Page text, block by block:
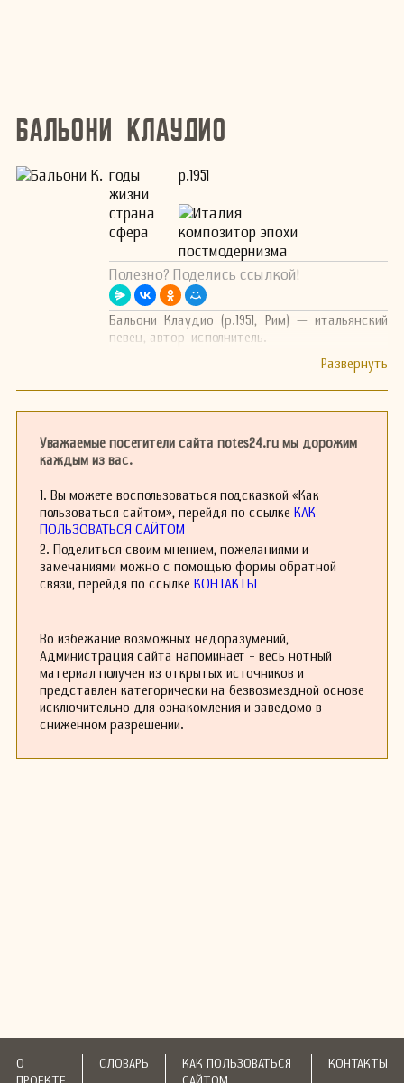
Бальони Клаудио
годы
жизни
р.1951
страна
Италия
сфера
композитор эпохи
постмодернизма
Полезно? Поделись ссылкой!
Бальони Клаудио (р.1951, Рим) — итальянский
певец, автор-исполнитель.
Уважаемые посетители сайта notes24.ru мы дорожим
каждым из вас.
1. Вы можете воспользоваться подсказкой «Как
пользоваться сайтом», перейдя по ссылке КАК
ПОЛЬЗОВАТЬСЯ САЙТОМ
2. Поделиться своим мнением, пожеланиями и
замечаниями можно с помощью формы обратной
связи, перейдя по ссылке КОНТАКТЫ
Во избежание возможных недоразумений,
Администрация сайта напоминает - весь нотный
материал получен из открытых источников и
представлен категорически на безвозмездной основе
исключительно для ознакомления и заведомо в
сниженном разрешении.
О
СЛОВАРЬ
КАК ПОЛЬЗОВАТЬСЯ
КОНТАКТЫ